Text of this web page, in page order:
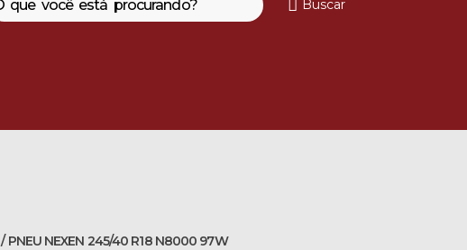
Buscar
/ PNEU NEXEN 245/40 R18 N8000 97W